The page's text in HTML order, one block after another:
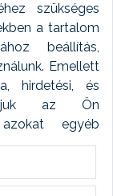
szükséges
a tartalom
beállítás,
Emellett
hirdetési, és
az Ön
egyéb
A sütik
végzünk és
töröljük. A